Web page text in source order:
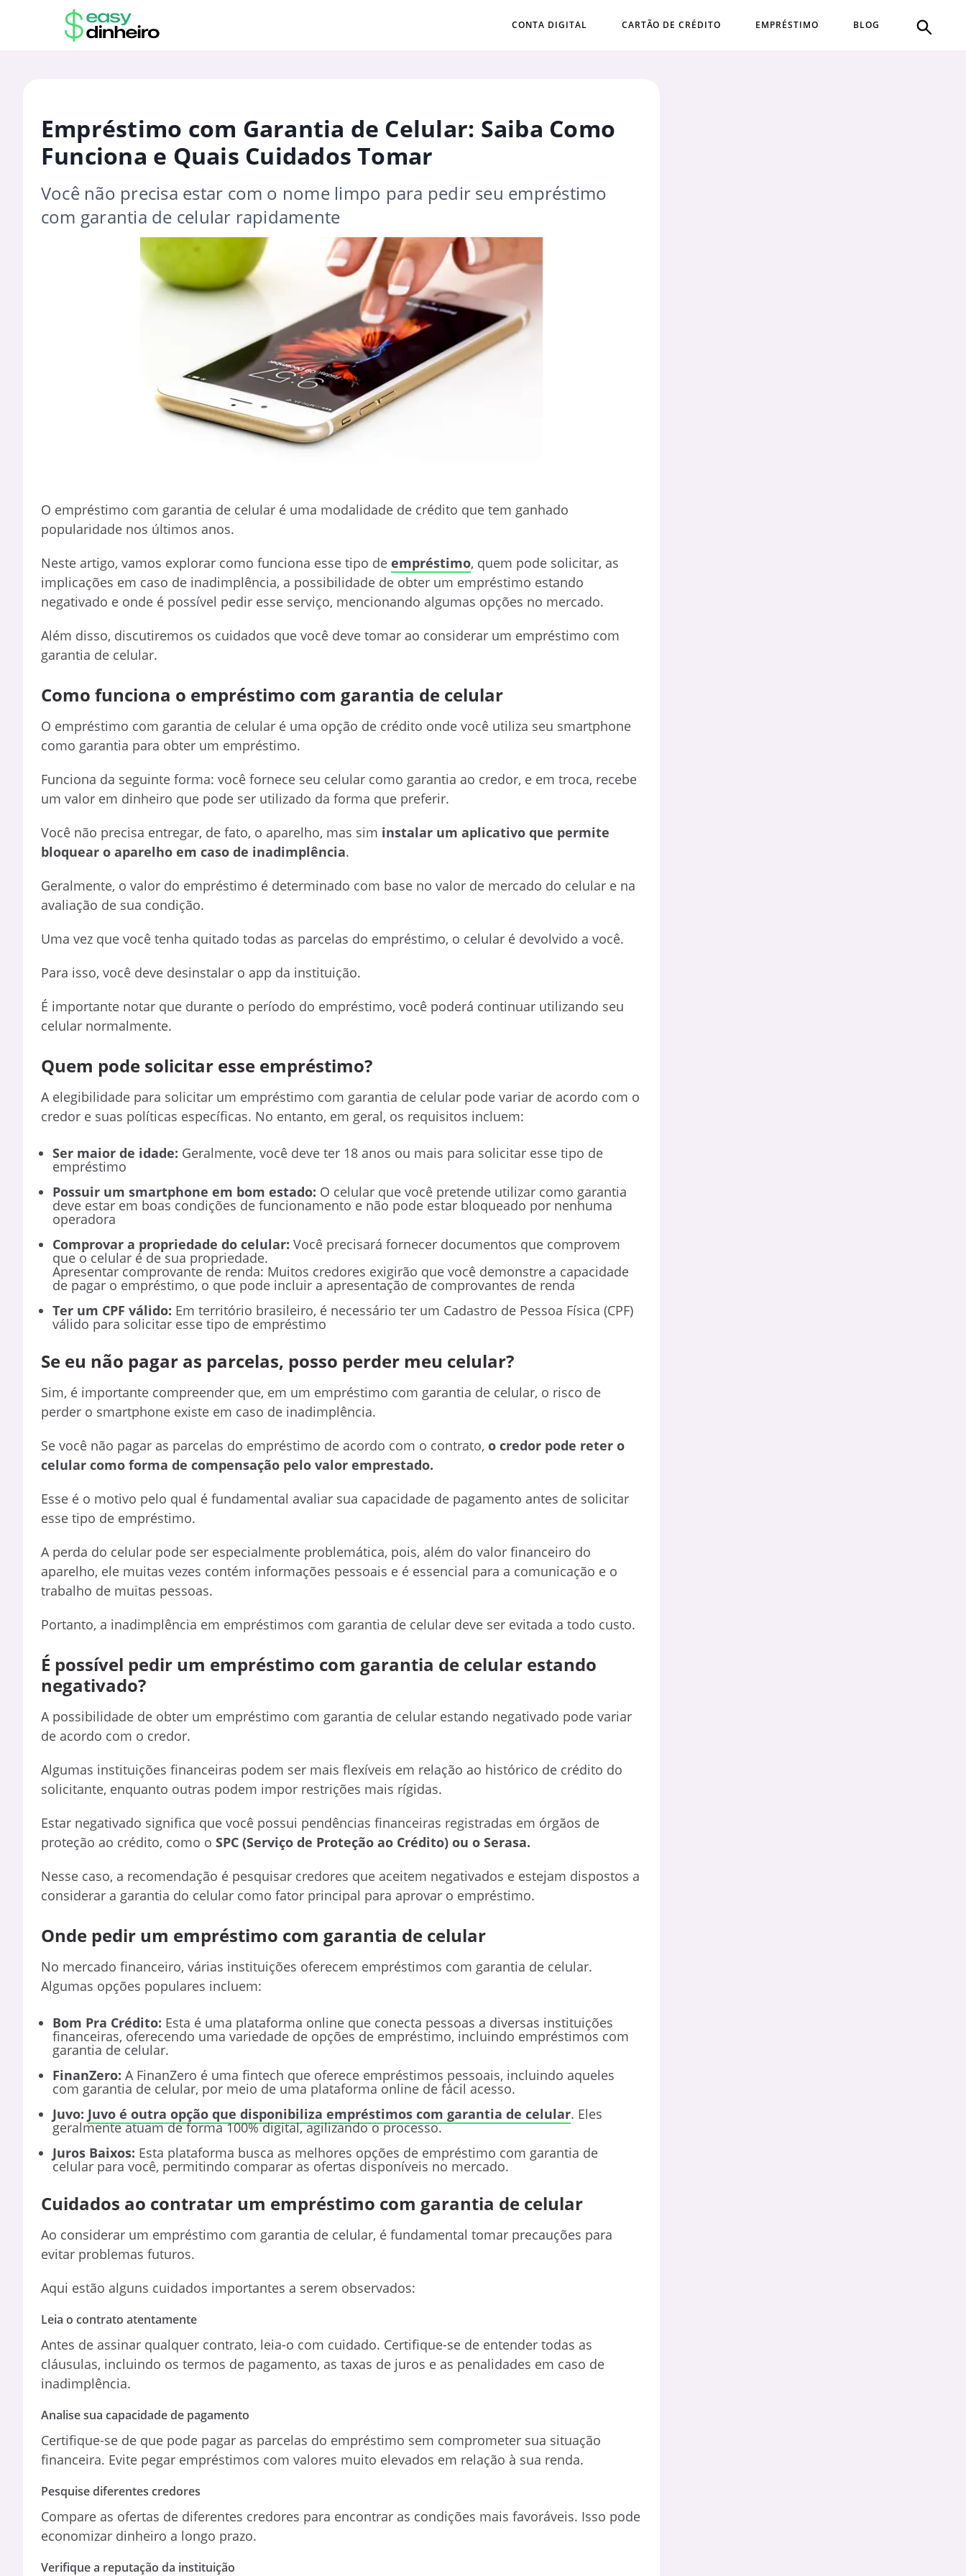
CONTA DIGITAL CARTÃO DE CRÉDITO EMPRÉSTIMO BLOG
Empréstimo com Garantia de Celular: Saiba Como
Funciona e Quais Cuidados Tomar
Você não precisa estar com o nome limpo para pedir seu empréstimo
com garantia de celular rapidamente
O empréstimo com garantia de celular é uma modalidade de crédito que tem ganhado
popularidade nos últimos anos.
Neste artigo, vamos explorar como funciona esse tipo de empréstimo, quem pode solicitar, as
implicações em caso de inadimplência, a possibilidade de obter um empréstimo estando
negativado e onde é possível pedir esse serviço, mencionando algumas opções no mercado.
Além disso, discutiremos os cuidados que você deve tomar ao considerar um empréstimo com
garantia de celular.
Como funciona o empréstimo com garantia de celular
O empréstimo com garantia de celular é uma opção de crédito onde você utiliza seu smartphone
como garantia para obter um empréstimo.
Funciona da seguinte forma: você fornece seu celular como garantia ao credor, e em troca, recebe
um valor em dinheiro que pode ser utilizado da forma que preferir.
Você não precisa entregar, de fato, o aparelho, mas sim instalar um aplicativo que permite
bloquear o aparelho em caso de inadimplência.
Geralmente, o valor do empréstimo é determinado com base no valor de mercado do celular e na
avaliação de sua condição.
Uma vez que você tenha quitado todas as parcelas do empréstimo, o celular é devolvido a você.
Para isso, você deve desinstalar o app da instituição.
É importante notar que durante o período do empréstimo, você poderá continuar utilizando seu
celular normalmente.
Quem pode solicitar esse empréstimo?
A elegibilidade para solicitar um empréstimo com garantia de celular pode variar de acordo com o
credor e suas políticas específicas. No entanto, em geral, os requisitos incluem:
Ser maior de idade: Geralmente, você deve ter 18 anos ou mais para solicitar esse tipo de
empréstimo
Possuir um smartphone em bom estado: O celular que você pretende utilizar como garantia
deve estar em boas condições de funcionamento e não pode estar bloqueado por nenhuma
operadora
Comprovar a propriedade do celular: Você precisará fornecer documentos que comprovem
que o celular é de sua propriedade.
Apresentar comprovante de renda: Muitos credores exigirão que você demonstre a capacidade
de pagar o empréstimo, o que pode incluir a apresentação de comprovantes de renda
Ter um CPF válido: Em território brasileiro, é necessário ter um Cadastro de Pessoa Física (CPF)
válido para solicitar esse tipo de empréstimo
Se eu não pagar as parcelas, posso perder meu celular?
Sim, é importante compreender que, em um empréstimo com garantia de celular, o risco de
perder o smartphone existe em caso de inadimplência.
Se você não pagar as parcelas do empréstimo de acordo com o contrato, o credor pode reter o
celular como forma de compensação pelo valor emprestado.
Esse é o motivo pelo qual é fundamental avaliar sua capacidade de pagamento antes de solicitar
esse tipo de empréstimo.
A perda do celular pode ser especialmente problemática, pois, além do valor financeiro do
aparelho, ele muitas vezes contém informações pessoais e é essencial para a comunicação e o
trabalho de muitas pessoas.
Portanto, a inadimplência em empréstimos com garantia de celular deve ser evitada a todo custo.
É possível pedir um empréstimo com garantia de celular estando
negativado?
A possibilidade de obter um empréstimo com garantia de celular estando negativado pode variar
de acordo com o credor.
Algumas instituições financeiras podem ser mais flexíveis em relação ao histórico de crédito do
solicitante, enquanto outras podem impor restrições mais rígidas.
Estar negativado significa que você possui pendências financeiras registradas em órgãos de
proteção ao crédito, como o SPC (Serviço de Proteção ao Crédito) ou o Serasa.
Nesse caso, a recomendação é pesquisar credores que aceitem negativados e estejam dispostos a
considerar a garantia do celular como fator principal para aprovar o empréstimo.
Onde pedir um empréstimo com garantia de celular
No mercado financeiro, várias instituições oferecem empréstimos com garantia de celular.
Algumas opções populares incluem:
Bom Pra Crédito: Esta é uma plataforma online que conecta pessoas a diversas instituições
financeiras, oferecendo uma variedade de opções de empréstimo, incluindo empréstimos com
garantia de celular.
FinanZero: A FinanZero é uma fintech que oferece empréstimos pessoais, incluindo aqueles
com garantia de celular, por meio de uma plataforma online de fácil acesso.
Juvo: Juvo é outra opção que disponibiliza empréstimos com garantia de celular. Eles
geralmente atuam de forma 100% digital, agilizando o processo.
Juros Baixos: Esta plataforma busca as melhores opções de empréstimo com garantia de
celular para você, permitindo comparar as ofertas disponíveis no mercado.
Cuidados ao contratar um empréstimo com garantia de celular
Ao considerar um empréstimo com garantia de celular, é fundamental tomar precauções para
evitar problemas futuros.
Aqui estão alguns cuidados importantes a serem observados:
Leia o contrato atentamente
Antes de assinar qualquer contrato, leia-o com cuidado. Certifique-se de entender todas as
cláusulas, incluindo os termos de pagamento, as taxas de juros e as penalidades em caso de
inadimplência.
Analise sua capacidade de pagamento
Certifique-se de que pode pagar as parcelas do empréstimo sem comprometer sua situação
financeira. Evite pegar empréstimos com valores muito elevados em relação à sua renda.
Pesquise diferentes credores
Compare as ofertas de diferentes credores para encontrar as condições mais favoráveis. Isso pode
economizar dinheiro a longo prazo.
Verifique a reputação da instituição